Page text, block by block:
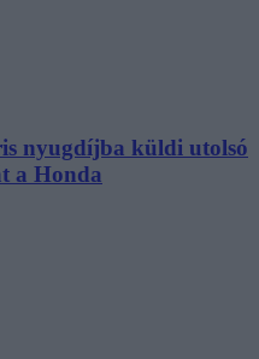
nyugdíjba küldi utolsó
a Honda